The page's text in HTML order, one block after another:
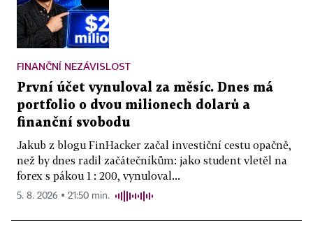
FINANČNÍ NEZÁVISLOST
První účet vynuloval za měsíc. Dnes má
portfolio o dvou milionech dolarů a
finanční svobodu
Jakub z blogu FinHacker začal investiční cestu opačně,
než by dnes radil začátečníkům: jako student vletěl na
forex s pákou 1 : 200, vynuloval...
5. 8. 2026 ▪ 21:50 min.